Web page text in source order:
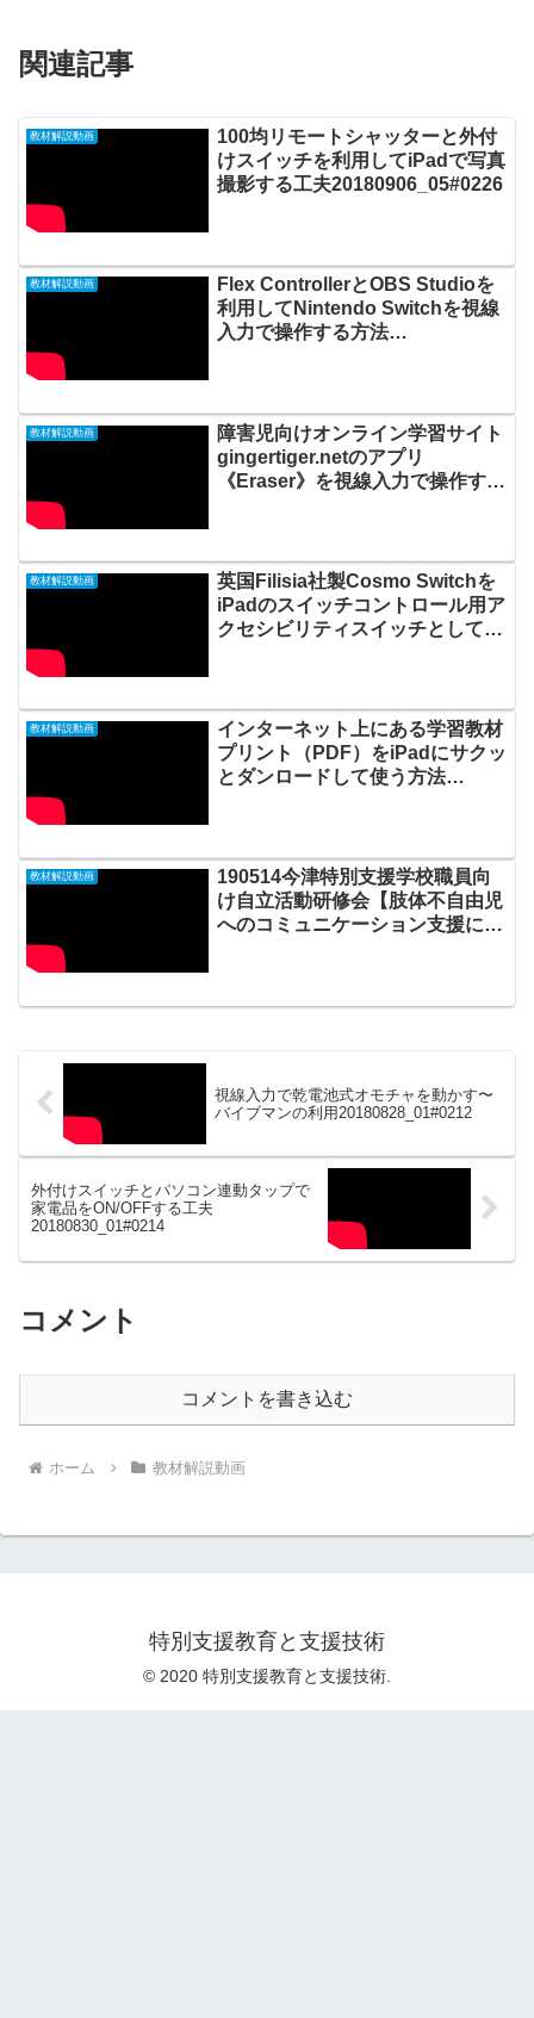
関連記事
教材解説動画
100均リモートシャッターと外付
けスイッチを利用してiPadで写真
撮影する工夫20180906_05#0226
教材解説動画
Flex ControllerとOBS Studioを
利用してNintendo Switchを視線
入力で操作する方法
教材解説動画
障害児向けオンライン学習サイト
gingertiger.netのアプリ
《Eraser》を視線入力で操作する
教材解説動画
英国Filisia社製Cosmo Switchを
iPadのスイッチコントロール用ア
クセシビリティスイッチとして使
教材解説動画
インターネット上にある学習教材
プリント（PDF）をiPadにサクッ
とダンロードして使う方法
教材解説動画
190514今津特別支援学校職員向
け自立活動研修会【肢体不自由児
へのコミュニケーション支援につ
視線入力で乾電池式オモチャを動かす〜
バイブマンの利用20180828_01#0212
外付けスイッチとパソコン連動タップで
家電品をON/OFFする工夫
20180830_01#0214
コメント
コメントを書き込む
ホーム 教材解説動画
特別支援教育と支援技術
© 2020 特別支援教育と支援技術.